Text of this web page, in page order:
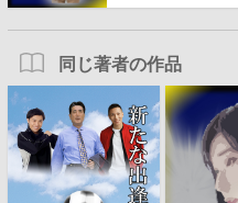
同じ著者の作品